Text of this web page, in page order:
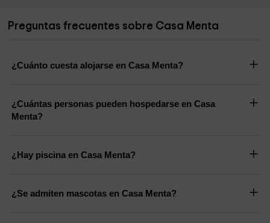
Preguntas frecuentes sobre Casa Menta
¿Cuánto cuesta alojarse en Casa Menta?
¿Cuántas personas pueden hospedarse en Casa
Menta?
¿Hay piscina en Casa Menta?
¿Se admiten mascotas en Casa Menta?